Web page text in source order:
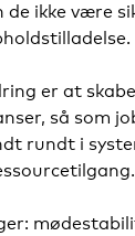
ikke være
er at
så som
rundt i